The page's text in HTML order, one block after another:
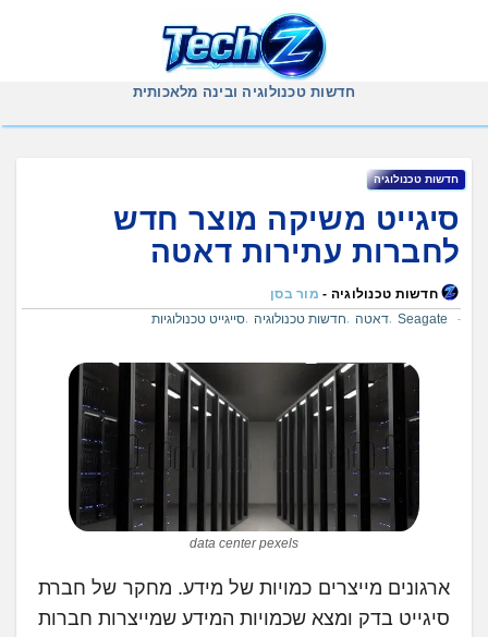
חדשות טכנולוגיה ובינה מלאכותית
חדשות טכנולוגיה
סיגייט משיקה מוצר חדש
לחברות עתירות דאטה
חדשות טכנולוגיה - מור בסן
Seagate דאטה חדשות טכנולוגיה סייגייט טכנולוגיות
data center pexels
ארגונים מייצרים כמויות של מידע. מחקר של חברת
סיגייט בדק ומצא שכמויות המידע שמייצרות חברות